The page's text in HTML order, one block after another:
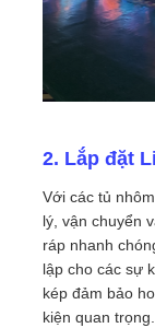
Buổi trình
Tham quan
Kiểm soát
2. Lắp đặt
Với các tủ
lý, vận chuyển
ráp nhanh
lập cho các sự
kép đảm bảo
kiện quan